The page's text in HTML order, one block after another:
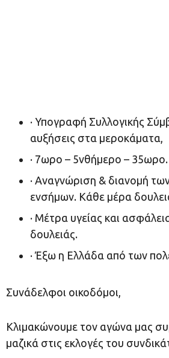
· Υπογραφή Συλλογικής
αυξήσεις στα μεροκάματα,
· 7ωρο – 5νθήμερο – 35ωρο.
· Αναγνώριση & διανομή
ενσήμων. Κάθε μέρα
· Μέτρα υγείας και
δουλειάς.
· Έξω η Ελλάδα από των
Συνάδελφοι οικοδόμοι,
Κλιμακώνουμε τον αγώνα μας
μαζικά στις εκλογές του